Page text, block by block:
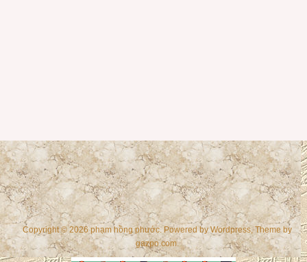
Copyright © 2026 phạm hồng phước. Powered byWordpress, Theme by
gazpo.com.